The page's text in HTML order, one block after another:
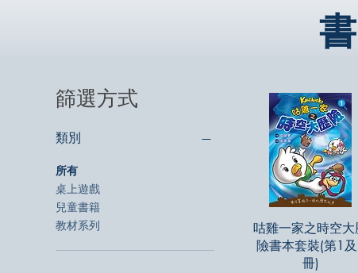
篩選方式
類別
所有
桌上遊戲
兒童書籍
教材系列
快速瀏覽
咕雞一家之時空大
險書本套裝(第1
冊)